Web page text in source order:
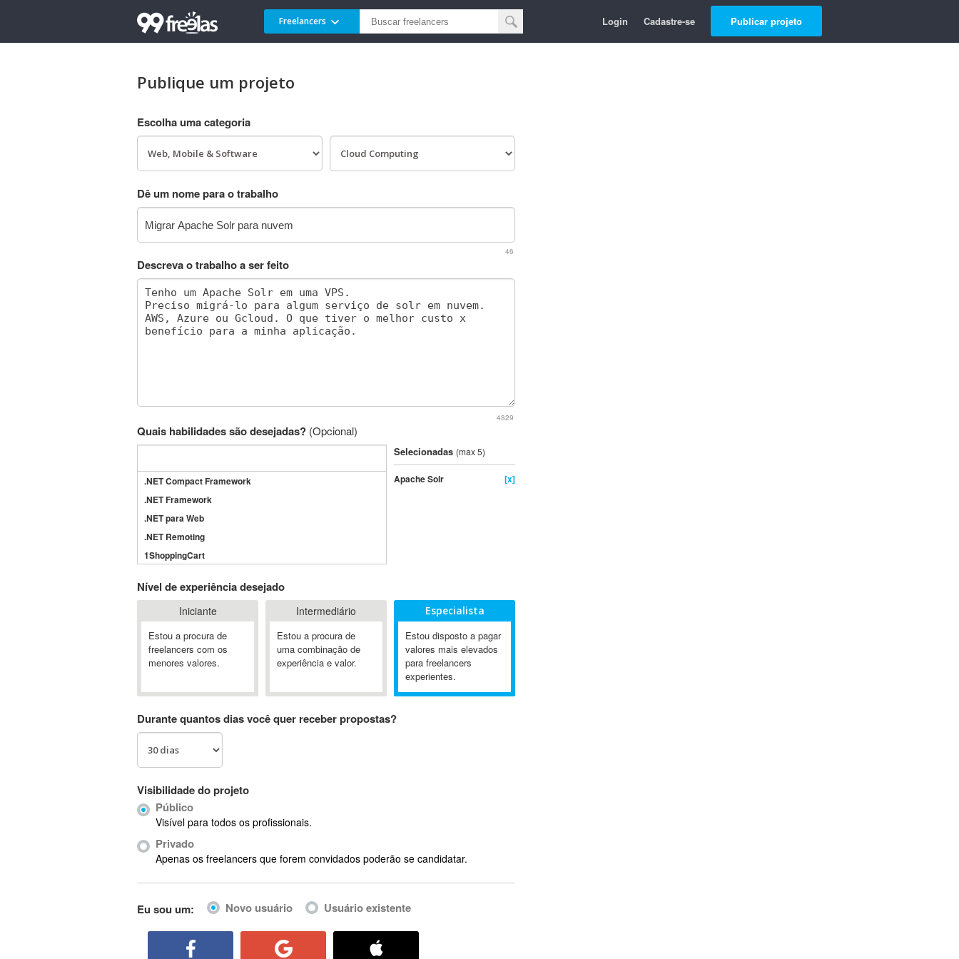
Freelancers Login Cadastre-se Publicar projeto
Publique um projeto
Escolha uma categoria
Dê um nome para o trabalho
46
Descreva o trabalho a ser feito
4829
Quais habilidades são desejadas? (Opcional)
.NET Compact Framework
.NET Framework
.NET para Web
.NET Remoting
1ShoppingCart
3GSM
4D Dimension
802.11
A&P
A-GPS
Ab Initio
ABIS
AbleCommerce
Ableton Live
Abstract Window Toolkit (AWT)
Selecionadas (max 5)
Apache Solr [x]
Nível de experiência desejado
Iniciante
Estou a procura de
freelancers com os
menores valores.
Intermediário
Estou a procura de
uma combinação de
experiência e valor.
Especialista
Estou disposto a pagar
valores mais elevados
para freelancers
experientes.
Durante quantos dias você quer receber propostas?
Visibilidade do projeto
Público
Visível para todos os profissionais.
Privado
Apenas os freelancers que forem convidados poderão se candidatar.
Eu sou um: Novo usuário Usuário existente